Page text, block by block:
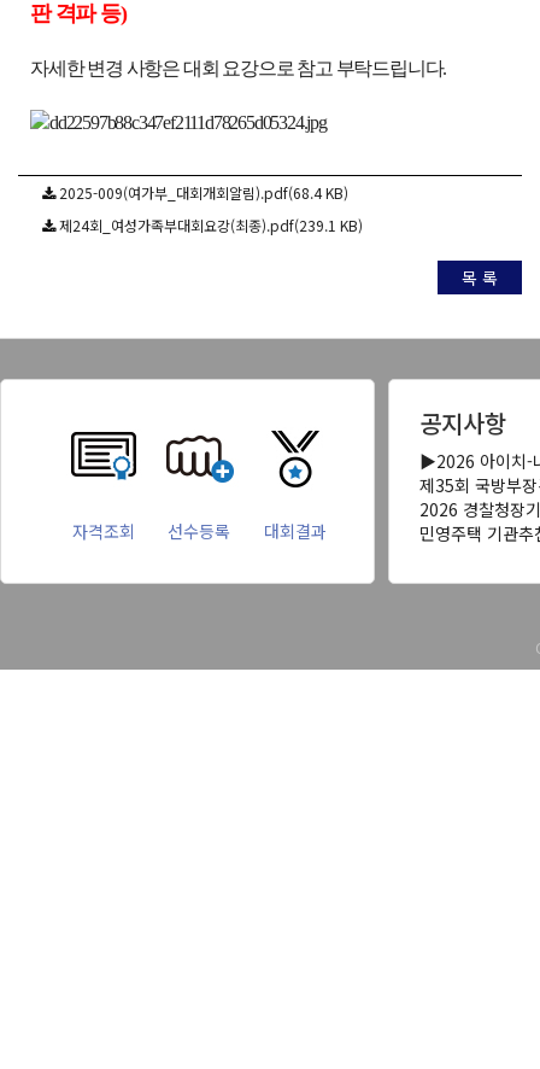
판 격파 등)
자세한 변경 사항은 대회 요강으로 참고 부탁드립니다.
2025-009(여가부_대회개회알림).pdf(68.4 KB)
제24회_여성가족부대회요강(최종).pdf(239.1 KB)
목 록
자격조회 선수등록 대회결과
공지사항
▶2026 아이치-
제35회 국방부
2026 경찰청장
민영주택 기관